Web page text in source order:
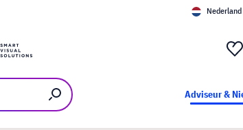
Adviseur &